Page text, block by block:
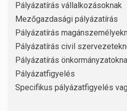
Pályázatírás vállalkozásoknak
Mezőgazdasági pályázatírás
Pályázatírás
Pályázatírás civil
Pályázatírás
Pályázatfigyelés
Specifikus pályázatfigyelés